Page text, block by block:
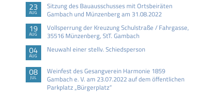
23
AUG
Sitzung des Bauausschusses mit Ortsbeiräten
Gambach und Münzenberg am 31.08.2022
19
AUG
Vollsperrung der Kreuzung Schulstraße / Fahrgasse,
35516 Münzenberg, StT. Gambach
04
AUG
Neuwahl einer stellv. Schiedsperson
08
JUL
Weinfest des Gesangverein Harmonie 1859
Gambach e. V. am 23.07.2022 auf dem öffentlichen
Parkplatz „Bürgerplatz“